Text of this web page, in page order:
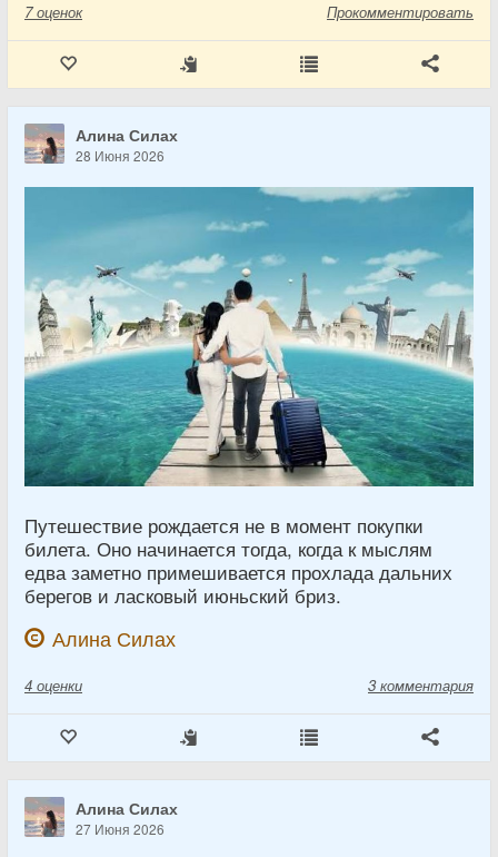
7 оценок Прокомментировать
Алина Силах
28 Июня 2026
Путешествие рождается не в момент покупки
билета. Оно начинается тогда, когда к мыслям
едва заметно примешивается прохлада дальних
берегов и ласковый июньский бриз.
Алина Силах
4 оценки 3 комментария
Алина Силах
27 Июня 2026